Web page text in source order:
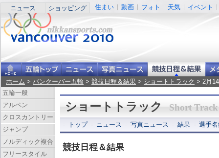
ニュース ショッピング 住まい 動画 フォト 天気 イベント
ホーム > バンクーバー五輪 > 競技日程＆結果 > ショートトラック > 2月
ショートトラック Short
トップ ニュース 写真ニュース 結果 選手
競技日程＆結果
五輪一般
アルペン
クロスカントリー
ジャンプ
ノルディック複合
フリースタイル